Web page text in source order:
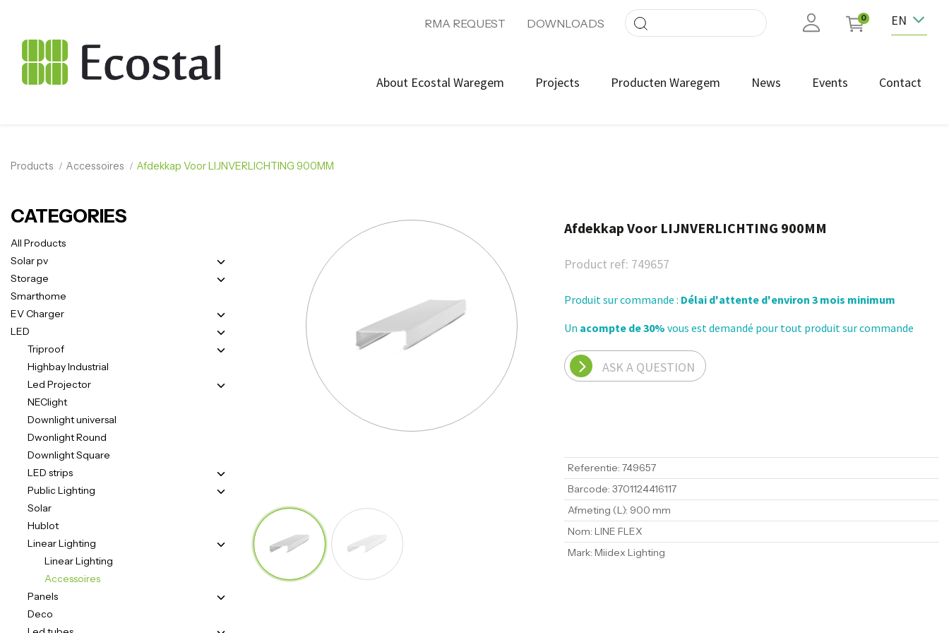
RMA REQUEST DOWNLOADS 0 EN
About Ecostal Waregem Projects Producten Waregem News Events Contact
Products Accessoires Afdekkap Voor LIJNVERLICHTING 900MM
CATEGORIES
All Products
Solar pv
Storage
Smarthome
EV Charger
LED
Triproof
Highbay Industrial
Led Projector
NEClight
Downlight universal
Dwonlight Round
Downlight Square
LED strips
Public Lighting
Solar
Hublot
Linear Lighting
Linear Lighting
Accessoires
Panels
Deco
Afdekkap Voor LIJNVERLICHTING 900MM
Product ref: 749657
Produit sur commande : Délai d'attente d'environ 3 mois minimum
Un acompte de 30% vous est demandé pour tout produit sur commande
ASK A QUESTION
Referentie: 749657
Barcode: 3701124416117
Afmeting (L): 900 mm
Nom: LINE FLEX
Mark: Miidex Lighting